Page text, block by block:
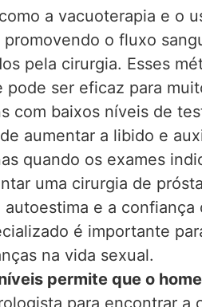
a vacuoterapia e o
o fluxo
pela cirurgia. Esses
ser eficaz para
com baixos níveis de
aumentar a libido e
quando os exames
uma cirurgia de
e a
é importante
na vida sexual.
permite que o
para encontrar a